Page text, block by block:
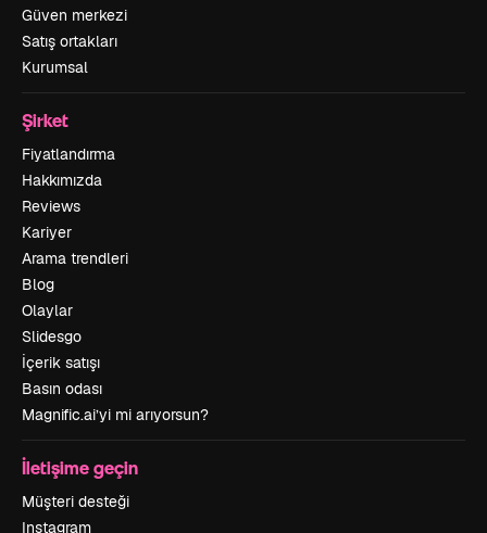
Güven merkezi
Satış ortakları
Kurumsal
Şirket
Fiyatlandırma
Hakkımızda
Reviews
Kariyer
Arama trendleri
Blog
Olaylar
Slidesgo
İçerik satışı
Basın odası
Magnific.ai’yi mi arıyorsun?
İletişime geçin
Müşteri desteği
Instagram